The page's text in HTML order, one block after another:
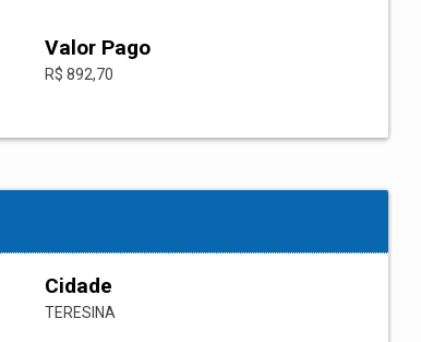
Valor Pago
R$ 892,70
Cidade
TERESINA